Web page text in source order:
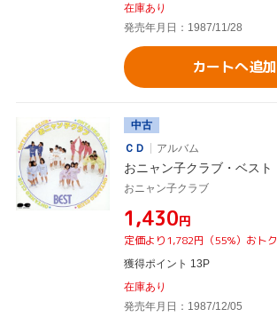
在庫あり
発売年月日：1987/11/28
カートへ追加
中古
ＣＤ
アルバム
おニャン子クラブ・ベスト
おニャン子クラブ
¥1,430円
定価より1,782円（55%）おトク
獲得ポイント 13P
在庫あり
発売年月日：1987/12/05